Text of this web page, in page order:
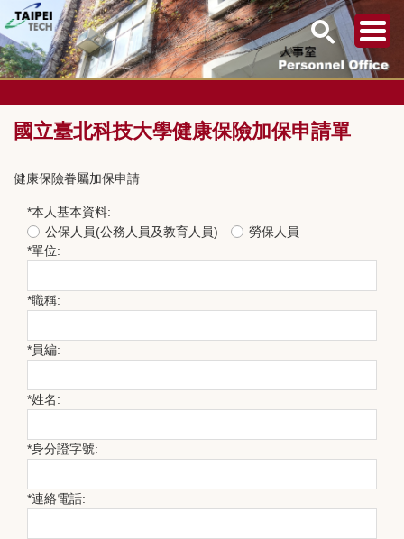
到
主
容
國立臺北科技大學健康保險加保申請單
健康保險眷屬加保申請
*本人基本資料:
公保人員(公務人員及教育人員)
勞保人員
*單位:
*職稱:
*員編:
*姓名:
*身分證字號:
*連絡電話: